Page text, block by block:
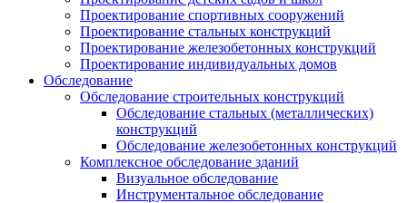
Проектирование спортивных сооружений
Проектирование стальных конструкций
Проектирование железобетонных конструкций
Проектирование индивидуальных домов
Обследование
Обследование строительных конструкций
Обследование стальных (металлических)
конструкций
Обследование железобетонных конструкций
Комплексное обследование зданий
Визуальное обследование
Инструментальное обследование